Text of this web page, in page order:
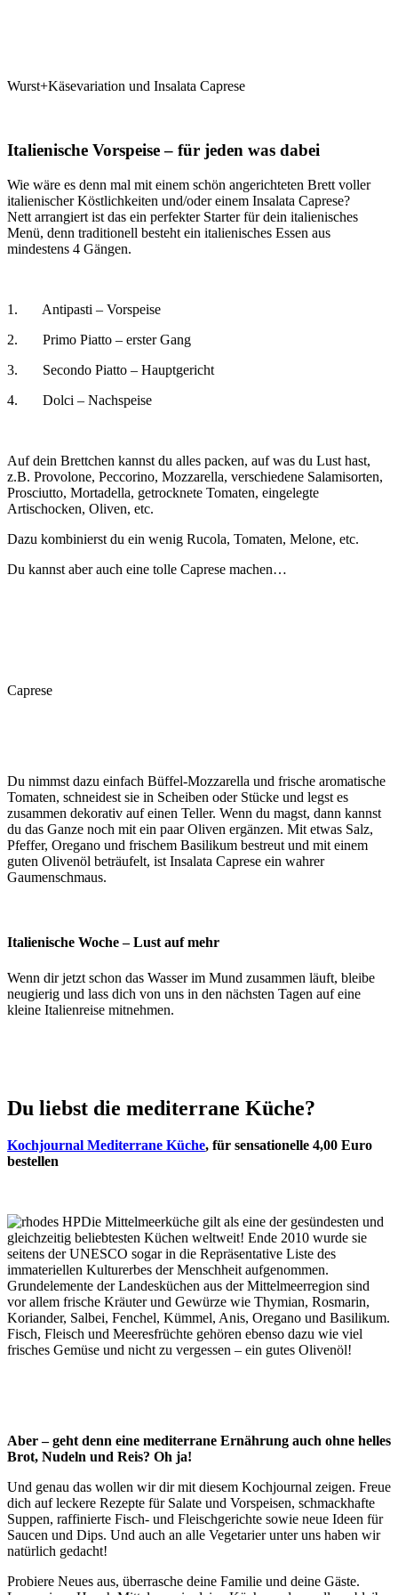
Wurst+Käsevariation und Insalata Caprese
Italienische Vorspeise – für jeden was dabei
Wie wäre es denn mal mit einem schön angerichteten Brett voller
italienischer Köstlichkeiten und/oder einem Insalata Caprese?
Nett arrangiert ist das ein perfekter Starter für dein italienisches
Menü, denn traditionell besteht ein italienisches Essen aus
mindestens 4 Gängen.
1. Antipasti – Vorspeise
2. Primo Piatto – erster Gang
3. Secondo Piatto – Hauptgericht
4. Dolci – Nachspeise
Auf dein Brettchen kannst du alles packen, auf was du Lust hast,
z.B. Provolone, Peccorino, Mozzarella, verschiedene Salamisorten,
Prosciutto, Mortadella, getrocknete Tomaten, eingelegte
Artischocken, Oliven, etc.
Dazu kombinierst du ein wenig Rucola, Tomaten, Melone, etc.
Du kannst aber auch eine tolle Caprese machen…
Caprese
Du nimmst dazu einfach Büffel-Mozzarella und frische aromatische
Tomaten, schneidest sie in Scheiben oder Stücke und legst es
zusammen dekorativ auf einen Teller. Wenn du magst, dann kannst
du das Ganze noch mit ein paar Oliven ergänzen. Mit etwas Salz,
Pfeffer, Oregano und frischem Basilikum bestreut und mit einem
guten Olivenöl beträufelt, ist Insalata Caprese ein wahrer
Gaumenschmaus.
Italienische Woche – Lust auf mehr
Wenn dir jetzt schon das Wasser im Mund zusammen läuft, bleibe
neugierig und lass dich von uns in den nächsten Tagen auf eine
kleine Italienreise mitnehmen.
Du liebst die mediterrane Küche?
Kochjournal Mediterrane Küche, für sensationelle 4,00 Euro
bestellen
Die Mittelmeerküche gilt als eine der gesündesten und
gleichzeitig beliebtesten Küchen weltweit! Ende 2010 wurde sie
seitens der UNESCO sogar in die Repräsentative Liste des
immateriellen Kulturerbes der Menschheit aufgenommen.
Grundelemente der Landesküchen aus der Mittelmeerregion sind
vor allem frische Kräuter und Gewürze wie Thymian, Rosmarin,
Koriander, Salbei, Fenchel, Kümmel, Anis, Oregano und Basilikum.
Fisch, Fleisch und Meeresfrüchte gehören ebenso dazu wie viel
frisches Gemüse und nicht zu vergessen – ein gutes Olivenöl!
Aber – geht denn eine mediterrane Ernährung auch ohne helles
Brot, Nudeln und Reis? Oh ja!
Und genau das wollen wir dir mit diesem Kochjournal zeigen. Freue
dich auf leckere Rezepte für Salate und Vorspeisen, schmackhafte
Suppen, raffinierte Fisch- und Fleischgerichte sowie neue Ideen für
Saucen und Dips. Und auch an alle Vegetarier unter uns haben wir
natürlich gedacht!
Probiere Neues aus, überrasche deine Familie und deine Gäste.